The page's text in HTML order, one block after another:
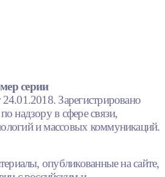
серии
Зарегистрировано
надзору в сфере связи,
и массовых коммуникаций.
опубликованные на сайте,